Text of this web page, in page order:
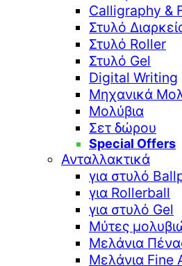
Calligraphy &
Στυλό
Στυλό Roller
Στυλό Gel
Digital Writing
Μηχανικά
Μολύβια
Σετ δώρου
Special Offers
Ανταλλακτικά
για στυλό
για Rollerball
για στυλό Gel
Μύτες
Μελάνια
Μελάνια Fine